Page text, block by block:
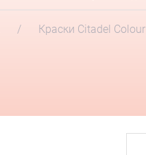
Краски Citadel Colour